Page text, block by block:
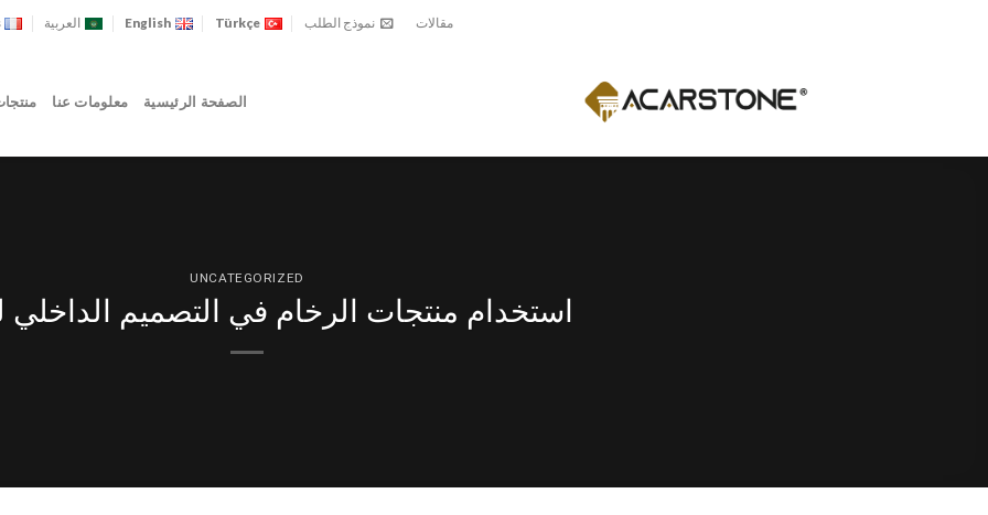
مقالات نموذج الطلب Türkçe
English العربية
الصفحة الرئيسية معلومات عنا
UNCATEGORIZED
استخدام منتجات الرخام في التصميم الداخلي